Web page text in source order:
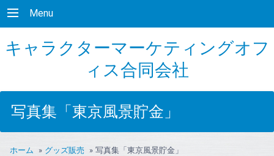
Menu
キャラクターマーケティングオフ
ィス合同会社
写真集「東京風景貯金」
ホーム » グッズ販売 » 写真集「東京風景貯金」